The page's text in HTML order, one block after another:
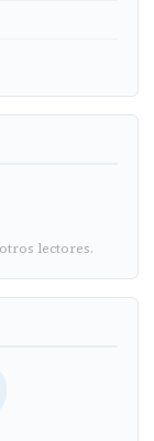
lectores.